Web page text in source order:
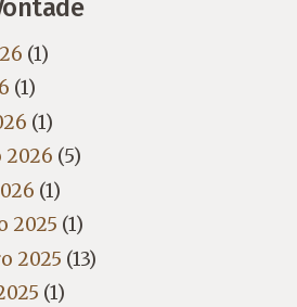
(1)
(1)
(1)
(5)
(1)
2025 (1)
2025 (13)
(1)